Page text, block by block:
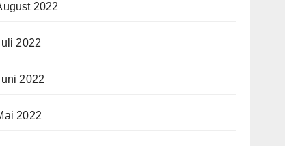
2022
2022
2022
2022